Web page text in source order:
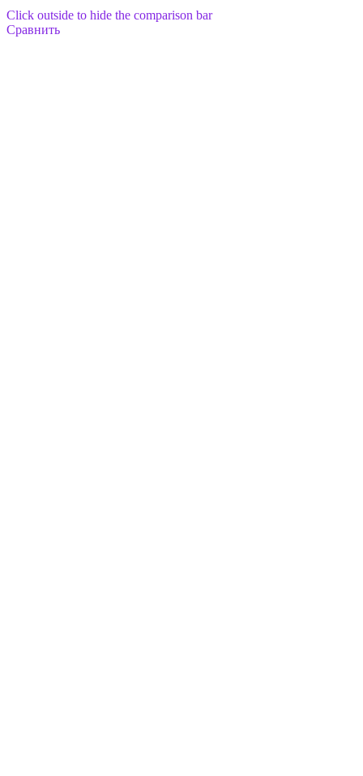
Click outside to hide the comparison bar
Сравнить